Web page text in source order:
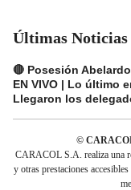
Últimas Noticias
🔴 Posesión
EN VIVO | Lo último
Llegaron los
©
CARACOL S.A. realiza una
y otras prestaciones